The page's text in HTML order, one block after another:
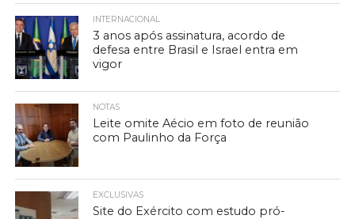
INTERNACIONAL
3 anos após assinatura, acordo de
defesa entre Brasil e Israel entra em
vigor
NOTAS
Leite omite Aécio em foto de reunião
com Paulinho da Força
EXCLUSIVAS
Site do Exército com estudo pró-